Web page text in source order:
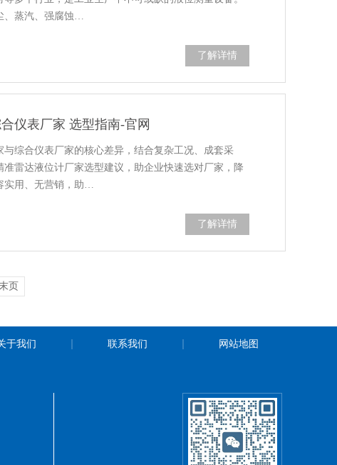
、蒸汽、强腐蚀…
了解详情
仪表厂家 选型指南-官网
综合仪表厂家的核心差异，结合复杂工况、成套采
雷达液位计厂家选型建议，助企业快速选对厂家，降
实用、无营销，助…
了解详情
页
于我们 联系我们 网站地图